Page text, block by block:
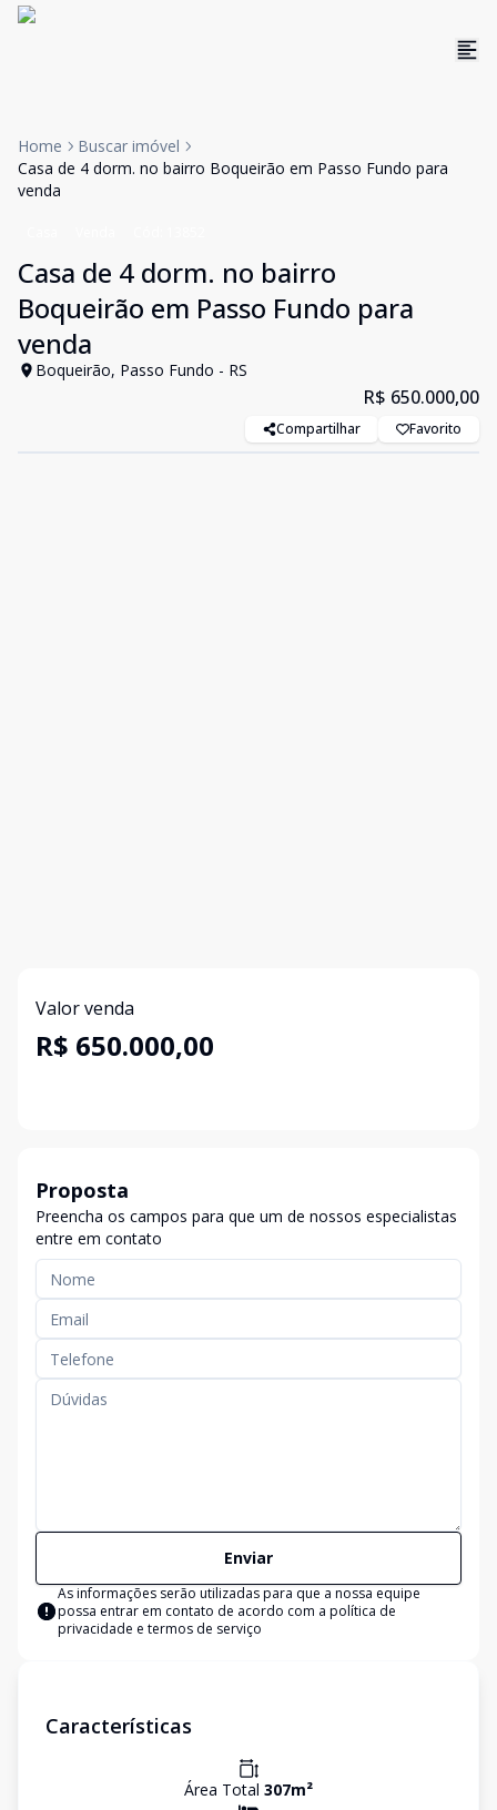
Home
Buscar imóvel
Casa de 4 dorm. no bairro Boqueirão em Passo Fundo para
venda
Casa de 4 dorm. no bairro
Boqueirão em Passo Fundo para
venda
Boqueirão, Passo Fundo - RS
R$ 650.000,00
Compartilhar Favorito
Valor venda
R$ 650.000,00
Proposta
Preencha os campos para que um de nossos especialistas
entre em contato
Enviar
As informações serão utilizadas para que a nossa equipe
possa entrar em contato de acordo com a política de
privacidade e termos de serviço
Características
Área Total 307m²